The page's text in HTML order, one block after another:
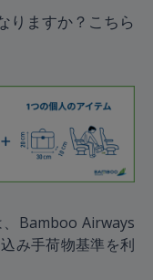
りますか？こちら
Bamboo Airways
み手荷物基準を利